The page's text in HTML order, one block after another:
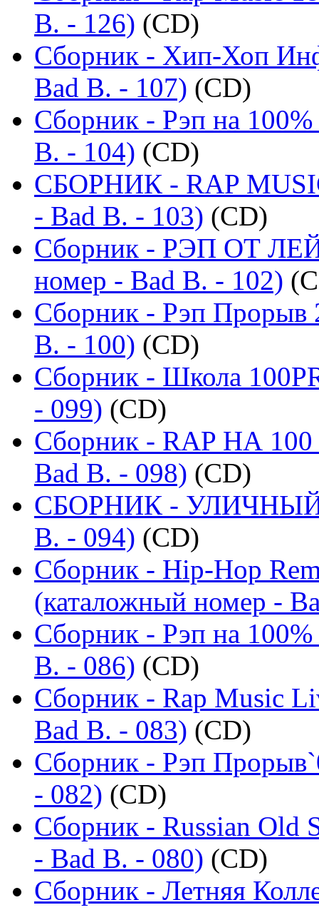
B. - 126) (CD)
Сборник - Хип-Хоп
Bad B. - 107) (CD)
Сборник - Рэп на
B. - 104) (CD)
СБОРНИК - RAP
- Bad B. - 103) (CD)
Сборник - РЭП ОТ
номер - Bad B. - 102)
Сборник - Рэп Прорыв
B. - 100) (CD)
Сборник - Школа
- 099) (CD)
Сборник - RAP НА 100
Bad B. - 098) (CD)
СБОРНИК - УЛИЧНЫЙ
B. - 094) (CD)
Сборник - Hip-Hop
(каталожный номер -
Сборник - Рэп на
B. - 086) (CD)
Сборник - Rap Music
Bad B. - 083) (CD)
Сборник - Рэп
- 082) (CD)
Сборник - Russian Old
- Bad B. - 080) (CD)
Сборник - Летняя